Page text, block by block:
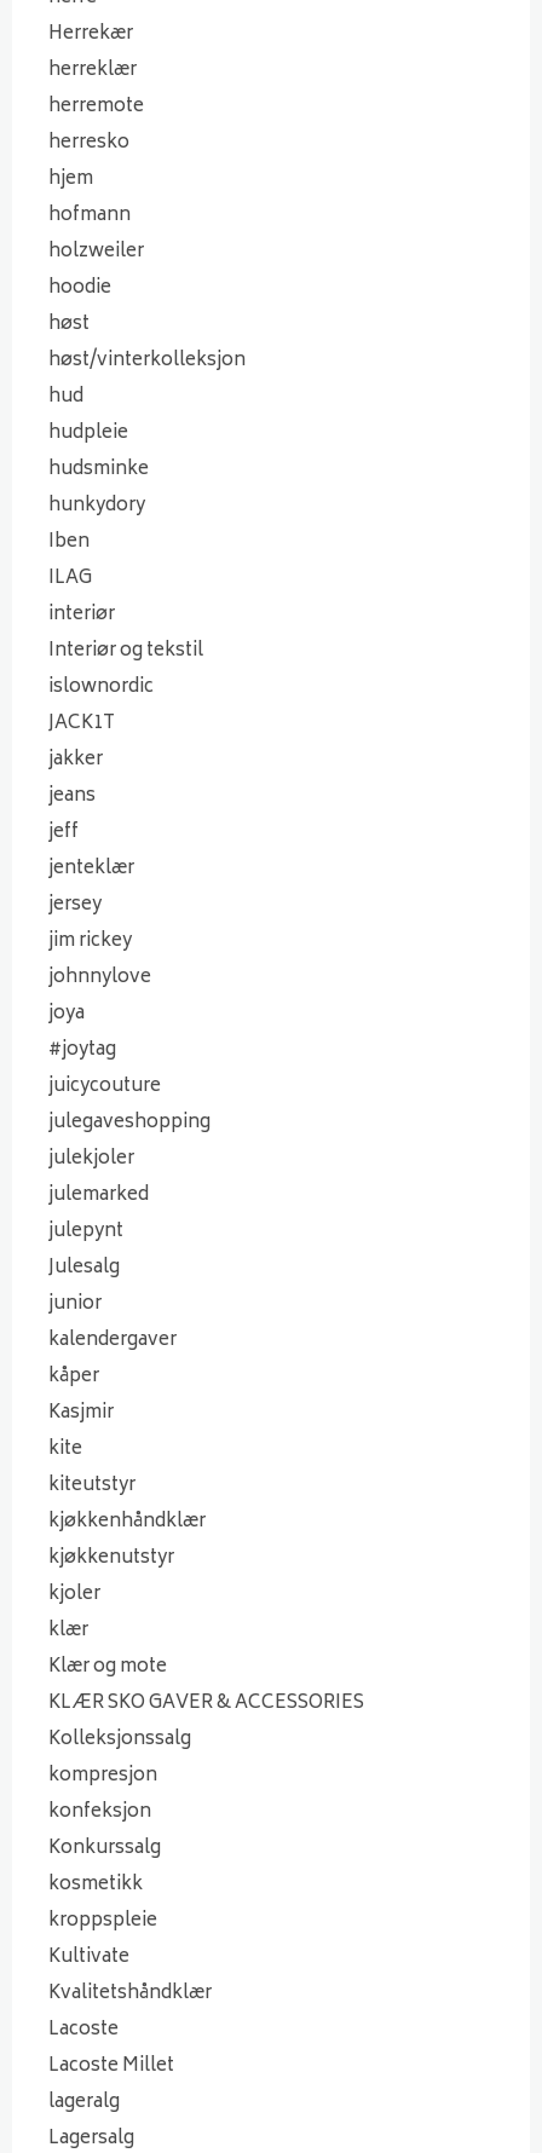
Herrekær
herreklær
herremote
herresko
hjem
hofmann
holzweiler
hoodie
høst
høst/vinterkolleksjon
hud
hudpleie
hudsminke
hunkydory
Iben
ILAG
interiør
Interiør og tekstil
islownordic
JACK1T
jakker
jeans
jeff
jenteklær
jersey
jim rickey
johnnylove
joya
#joytag
juicycouture
julegaveshopping
julekjoler
julemarked
julepynt
Julesalg
junior
kalendergaver
kåper
Kasjmir
kite
kiteutstyr
kjøkkenhåndklær
kjøkkenutstyr
kjoler
klær
Klær og mote
KLÆR SKO GAVER & ACCESSORIES
Kolleksjonssalg
kompresjon
konfeksjon
Konkurssalg
kosmetikk
kroppspleie
Kultivate
Kvalitetshåndklær
Lacoste
Lacoste Millet
lageralg
Lagersalg